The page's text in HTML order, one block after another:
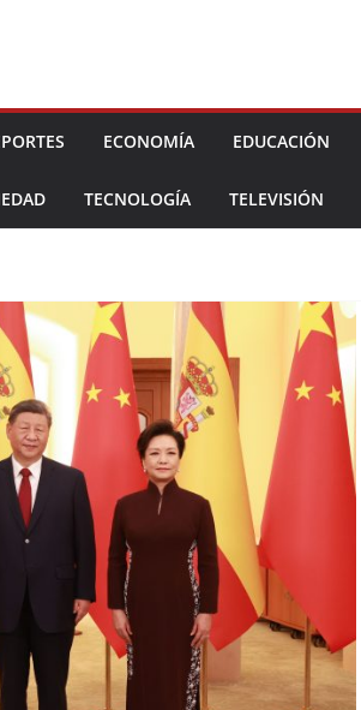
ECONOMÍA EDUCACIÓN
TECNOLOGÍA TELEVISIÓN